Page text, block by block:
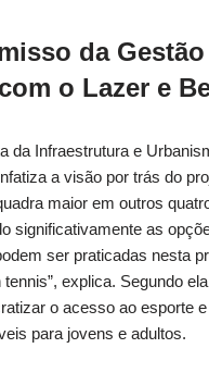
da Gestão
o Lazer e
da Infraestrutura e
a visão por trás do
maior em outros
significativamente as
ser praticadas nesta
explica. Segundo
o acesso ao esporte
para jovens e adultos.